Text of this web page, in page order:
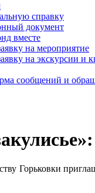
справку
документ
вместе
на мероприятие
на экскурсии и
сообщений и
Горьковки